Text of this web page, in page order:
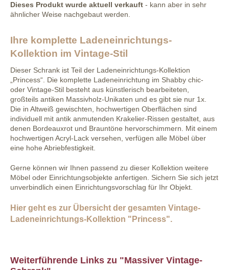
Dieses Produkt wurde aktuell verkauft - kann aber in sehr
ähnlicher Weise nachgebaut werden.
Ihre komplette Ladeneinrichtungs-
Kollektion im Vintage-Stil
Dieser Schrank ist Teil der Ladeneinrichtungs-Kollektion
„Princess“. Die komplette Ladeneinrichtung im Shabby chic-
oder Vintage-Stil besteht aus künstlerisch bearbeiteten,
großteils antiken Massivholz-Unikaten und es gibt sie nur 1x.
Die in Altweiß gewischten, hochwertigen Oberflächen sind
individuell mit antik anmutenden Krakelier-Rissen gestaltet, aus
denen Bordeauxrot und Brauntöne hervorschimmern. Mit einem
hochwertigen Acryl-Lack versehen, verfügen alle Möbel über
eine hohe Abriebfestigkeit.
Gerne können wir Ihnen passend zu dieser Kollektion weitere
Möbel oder Einrichtungsobjekte anfertigen. Sichern Sie sich jetzt
unverbindlich einen Einrichtungsvorschlag für Ihr Objekt.
Hier geht es zur Übersicht der gesamten Vintage-
Ladeneinrichtungs-Kollektion "Princess".
Weiterführende Links zu "Massiver Vintage-